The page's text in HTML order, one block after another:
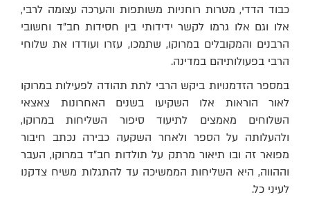
כבוד הדדי, מטרות רוחניות משותפות והערכה עצומה לרבי,
אלו וגם אלו גרמו לקשר ידידותי בין חסידות חב"ד וחשובי
הרבנים והמקובלים במרוקו, שתמכו, עזרו ועודדו את שלוחי
הרבי בפעולותיהם במדינה.
במספר הזדמנויות ביקש הרבי לתת תהודה לפעילות במרוקו
לאור הוראות אלו השקיעו בשנים האחרונות צאצאי
השלוחים מאמצים לתיעוד סיפור השליחות במרוקו,
ולהעלותה על הספר ולאחר השקעה כבירה נכתב חיבור
מפואר זה ובו תיאור מרתק על תולדות חב"ד במרוקו, העבר
וההווה, היא השליחות הממשיכה עד להתגלות משיח צדקנו
לעיני כל.